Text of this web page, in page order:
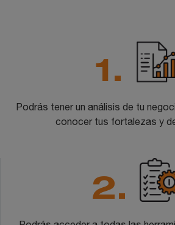
1.
Podrás tener un análisis de tu
conocer tus fortalezas y
2.